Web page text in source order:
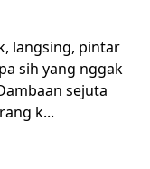
langsing, pintar
sih yang nggak
sejuta
k...